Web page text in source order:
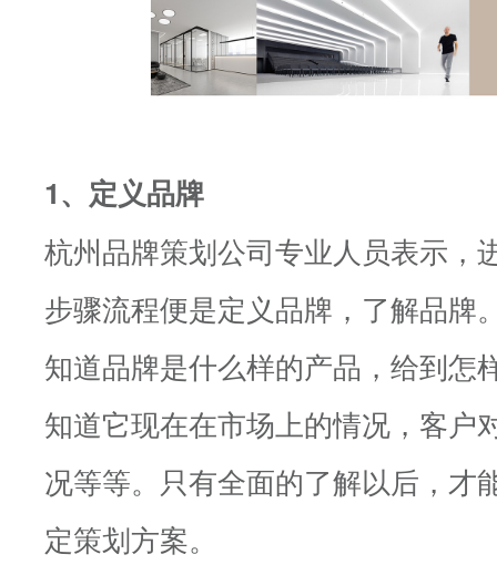
1、定义品牌
杭州品牌策划公司专业人员表示，
步骤流程便是定义品牌，了解品牌
知道品牌是什么样的产品，给到怎
知道它现在在市场上的情况，客户
况等等。只有全面的了解以后，才
定策划方案。